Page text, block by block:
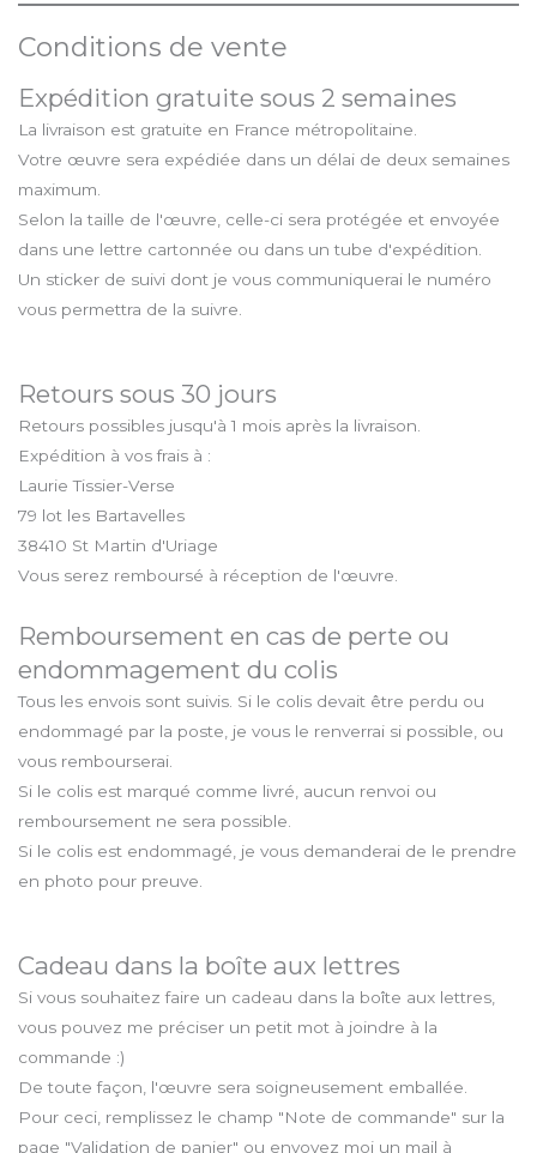
Conditions de vente
Expédition gratuite sous 2 semaines
La livraison est gratuite en France métropolitaine.
Votre œuvre sera expédiée dans un délai de deux semaines
maximum.
Selon la taille de l'œuvre, celle-ci sera protégée et envoyée
dans une lettre cartonnée ou dans un tube d'expédition.
Un sticker de suivi dont je vous communiquerai le numéro
vous permettra de la suivre.
Retours sous 30 jours
Retours possibles jusqu'à 1 mois après la livraison.
Expédition à vos frais à :
Laurie Tissier-Verse
79 lot les Bartavelles
38410 St Martin d'Uriage
Vous serez remboursé à réception de l'œuvre.
Remboursement en cas de perte ou
endommagement du colis
Tous les envois sont suivis. Si le colis devait être perdu ou
endommagé par la poste, je vous le renverrai si possible, ou
vous rembourserai.
Si le colis est marqué comme livré, aucun renvoi ou
remboursement ne sera possible.
Si le colis est endommagé, je vous demanderai de le prendre
en photo pour preuve.
Cadeau dans la boîte aux lettres
Si vous souhaitez faire un cadeau dans la boîte aux lettres,
vous pouvez me préciser un petit mot à joindre à la
commande :)
De toute façon, l'œuvre sera soigneusement emballée.
Pour ceci, remplissez le champ "Note de commande" sur la
page "Validation de panier" ou envoyez moi un mail à